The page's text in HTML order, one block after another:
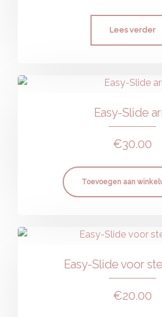
Lees verder
Easy-Slide
€30.00
Toevoegen aan
Easy-Slide voor
€20.00